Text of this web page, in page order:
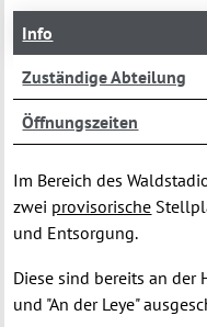
Info
Zuständige Abteilung
Öffnungszeiten
Im Bereich des
zwei provisorische
und Entsorgung.
Diese sind bereits an der
und "An der Leye"